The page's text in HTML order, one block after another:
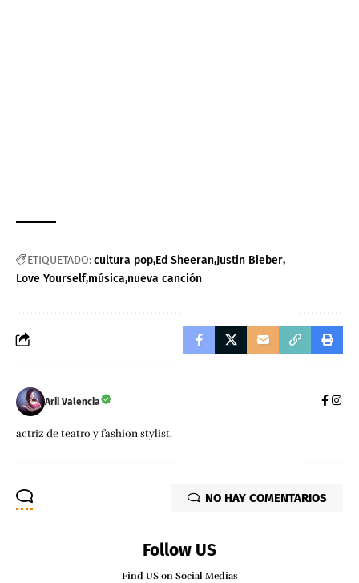
ETIQUETADO:cultura pop Ed Sheeran Justin Bieber
Love Yourself música nueva canción
Arii Valencia
actriz de teatro y fashion stylist.
NO HAY COMENTARIOS
Follow US
Find US on Social Medias